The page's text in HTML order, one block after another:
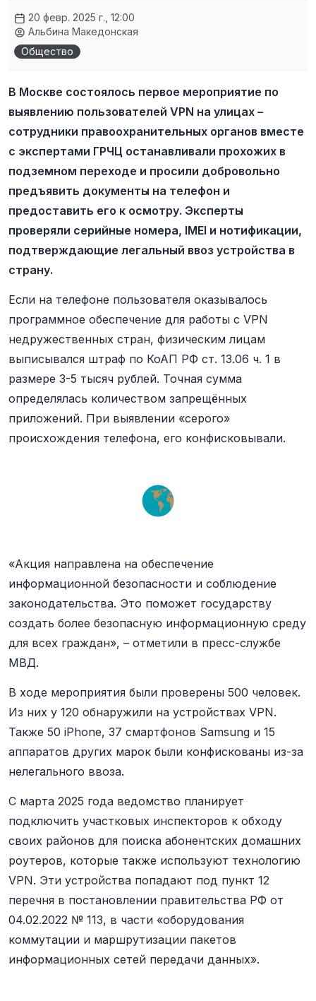
20 февр. 2025 г., 12:00
Альбина Македонская
Общество
В Москве состоялось первое мероприятие по
выявлению пользователей VPN на улицах –
сотрудники правоохранительных органов вместе
с экспертами ГРЧЦ останавливали прохожих в
подземном переходе и просили добровольно
предъявить документы на телефон и
предоставить его к осмотру. Эксперты
проверяли серийные номера, IMEI и нотификации,
подтверждающие легальный ввоз устройства в
страну.
Если на телефоне пользователя оказывалось
программное обеспечение для работы с VPN
недружественных стран, физическим лицам
выписывался штраф по КоАП РФ ст. 13.06 ч. 1 в
размере 3-5 тысяч рублей. Точная сумма
определялась количеством запрещённых
приложений. При выявлении «серого»
происхождения телефона, его конфисковывали.
«Акция направлена на обеспечение
информационной безопасности и соблюдение
законодательства. Это поможет государству
создать более безопасную информационную среду
для всех граждан», – отметили в пресс-службе
МВД.
В ходе мероприятия были проверены 500 человек.
Из них у 120 обнаружили на устройствах VPN.
Также 50 iРhone, 37 смартфонов Samsung и 15
аппаратов других марок были конфискованы из-за
нелегального ввоза.
С марта 2025 года ведомство планирует
подключить участковых инспекторов к обходу
своих районов для поиска абонентских домашних
роутеров, которые также используют технологию
VPN. Эти устройства попадают под пункт 12
перечня в постановлении правительства РФ от
04.02.2022 № 113, в части «оборудования
коммутации и маршрутизации пакетов
информационных сетей передачи данных».